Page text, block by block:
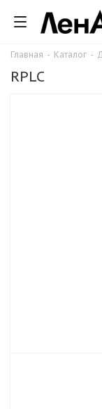
Главная - Каталог -
RPLC